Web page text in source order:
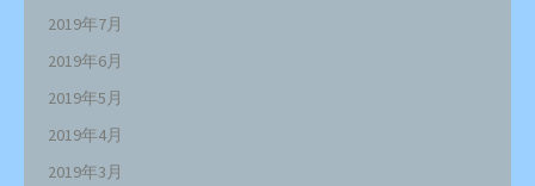
2019年7月
2019年6月
2019年5月
2019年4月
2019年3月